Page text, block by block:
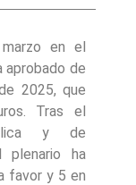
en el
aprobado de
2025, que
Tras el
y de
plenario ha
favor y 5 en